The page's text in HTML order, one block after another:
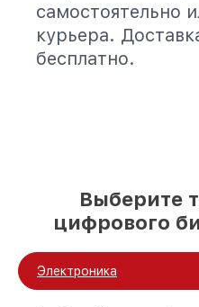
самостоятельно
курьера.
бесплатно.
Выберите
цифрового
Электроника